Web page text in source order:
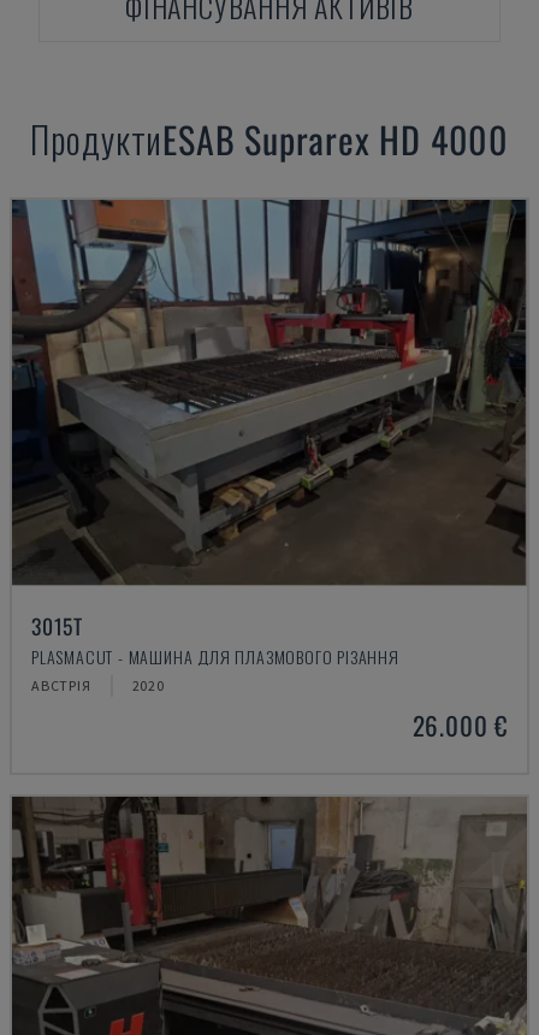
ПродуктиESAB Suprarex HD 4000
3015T
PLASMACUT - МАШИНА ДЛЯ ПЛАЗМОВОГО РІЗАННЯ
АВСТРІЯ 2020
26.000 €